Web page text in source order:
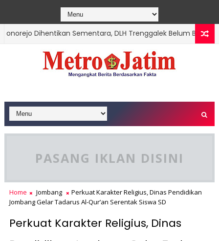
Dihentikan Sementara, DLH Trenggalek Belum Berikan
PASANG IKLAN DISINI
Home Jombang
Perkuat Karakter Religius, Dinas Pendidikan
Jombang Gelar Tadarus Al-Qur’an Serentak Siswa SD
Perkuat Karakter Religius, Dinas